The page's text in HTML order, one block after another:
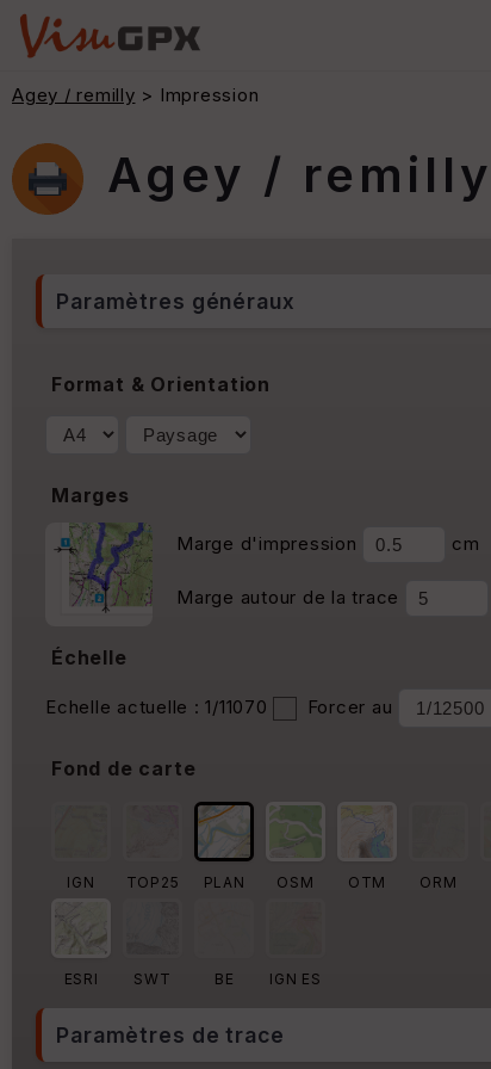
Agey / remilly > Impression
Agey / remilly
Paramètres généraux
Format & Orientation
Marges
Marge d'impression cm
Marge autour de la trace
Échelle
Echelle actuelle : 1/11070 Forcer au
Fond de carte
IGN TOP25 PLAN OSM OTM ORM
ESRI SWT BE IGN ES
Paramètres de trace